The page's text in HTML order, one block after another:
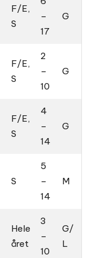
F/E,
S
–
17
G
F/E,
S
2
–
10
G
F/E,
S
4
–
14
G
S
5
–
14
M
Hele
året
3
–
10
G/
L